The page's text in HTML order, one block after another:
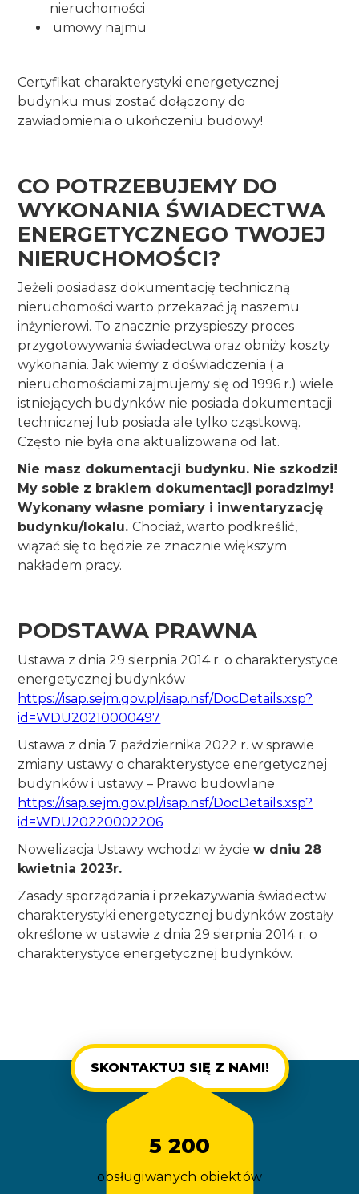
nieruchomości
umowy najmu
Certyfikat charakterystyki energetycznej
budynku musi zostać dołączony do
zawiadomienia o ukończeniu budowy!
CO POTRZEBUJEMY DO
WYKONANIA ŚWIADECTWA
ENERGETYCZNEGO TWOJEJ
NIERUCHOMOŚCI?
Jeżeli posiadasz dokumentację techniczną
nieruchomości warto przekazać ją naszemu
inżynierowi. To znacznie przyspieszy proces
przygotowywania świadectwa oraz obniży koszty
wykonania. Jak wiemy z doświadczenia ( a
nieruchomościami zajmujemy się od 1996 r.) wiele
istniejących budynków nie posiada dokumentacji
technicznej lub posiada ale tylko cząstkową.
Często nie była ona aktualizowana od lat.
Nie masz dokumentacji budynku. Nie szkodzi!
My sobie z brakiem dokumentacji poradzimy!
Wykonany własne pomiary i inwentaryzację
budynku/lokalu.Chociaż, warto podkreślić,
wiązać się to będzie ze znacznie większym
nakładem pracy.
PODSTAWA PRAWNA
Ustawa z dnia 29 sierpnia 2014 r. o charakterystyce
energetycznej budynków
https://isap.sejm.gov.pl/isap.nsf/DocDetails.xsp?
id=WDU20210000497
Ustawa z dnia 7 października 2022 r. w sprawie
zmiany ustawy o charakterystyce energetycznej
budynków i ustawy – Prawo budowlane
https://isap.sejm.gov.pl/isap.nsf/DocDetails.xsp?
id=WDU20220002206
Nowelizacja Ustawy wchodzi w życiew dniu 28
kwietnia 2023r.
Zasady sporządzania i przekazywania świadectw
charakterystyki energetycznej budynków zostały
określone w ustawie z dnia 29 sierpnia 2014 r. o
charakterystyce energetycznej budynków.
SKONTAKTUJ SIĘ Z NAMI!
5 200
obsługiwanych obiektów